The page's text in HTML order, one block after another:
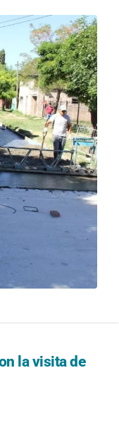
la visita de